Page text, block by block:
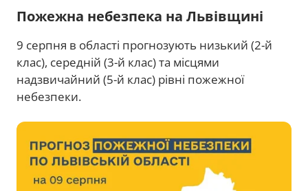
Пожежна небезпека на Львівщині
9 серпня в області прогнозують низький (2-й
клас), середній (3-й клас) та місцями
надзвичайний (5-й клас) рівні пожежної
небезпеки.